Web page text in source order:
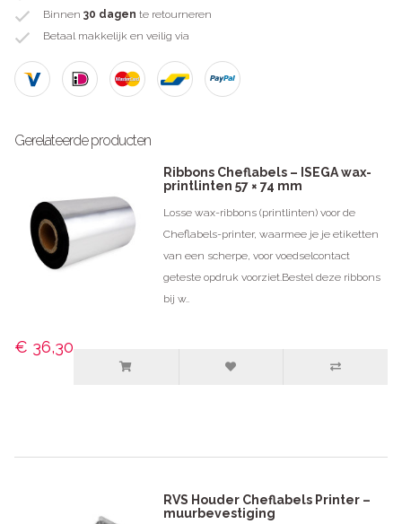
Binnen 30 dagen te retourneren
Betaal makkelijk en veilig via
Gerelateerde producten
Ribbons Cheflabels – ISEGA wax-
printlinten 57 × 74 mm
Losse wax-ribbons (printlinten) voor de
Cheflabels-printer, waarmee je je etiketten
van een scherpe, voor voedselcontact
geteste opdruk voorziet.Bestel deze ribbons
bij w..
€ 36,30
RVS Houder Cheflabels Printer –
muurbevestiging